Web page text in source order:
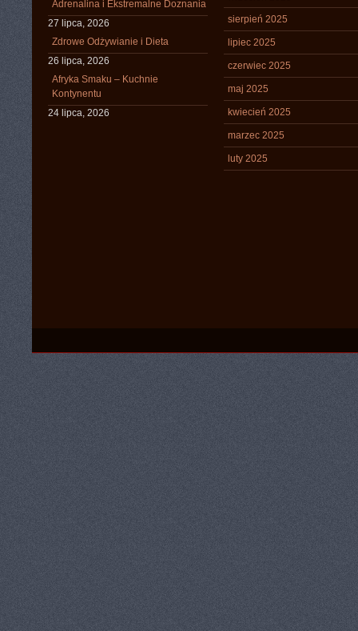
Adrenalina i Ekstremalne Doznania
27 lipca, 2026
Zdrowe Odżywianie i Dieta
26 lipca, 2026
Afryka Smaku – Kuchnie
Kontynentu
24 lipca, 2026
sierpień 2025
lipiec 2025
czerwiec 2025
maj 2025
kwiecień 2025
marzec 2025
luty 2025